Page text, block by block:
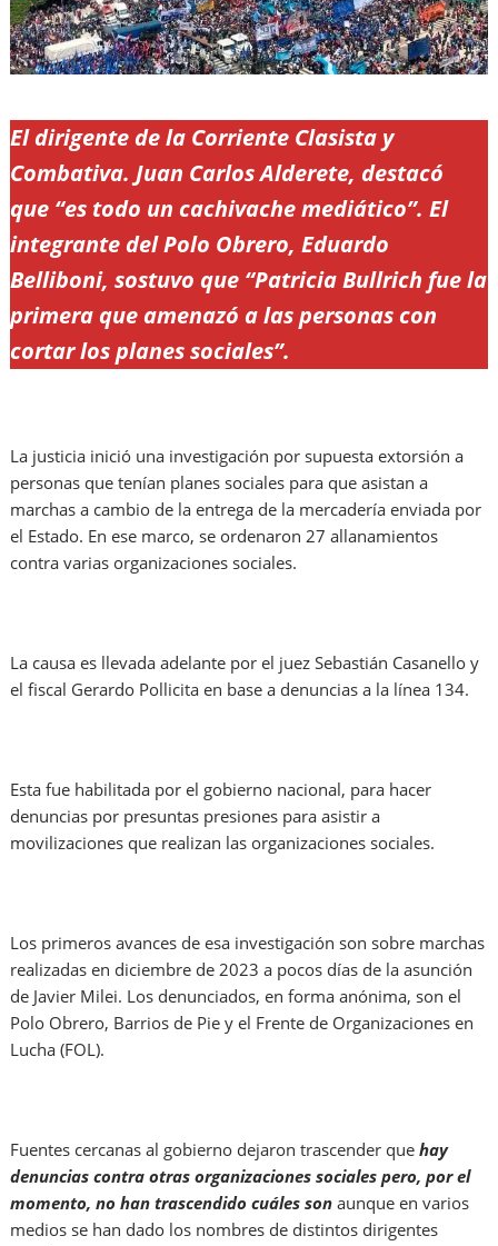
El dirigente de la Corriente Clasista y
Combativa. Juan Carlos Alderete, destacó
que “es todo un cachivache mediático”. El
integrante del Polo Obrero, Eduardo
Belliboni, sostuvo que “Patricia Bullrich fue la
primera que amenazó a las personas con
cortar los planes sociales”.
La justicia inició una investigación por supuesta extorsión a
personas que tenían planes sociales para que asistan a
marchas a cambio de la entrega de la mercadería enviada por
el Estado. En ese marco, se ordenaron 27 allanamientos
contra varias organizaciones sociales.
La causa es llevada adelante por el juez Sebastián Casanello y
el fiscal Gerardo Pollicita en base a denuncias a la línea 134.
Esta fue habilitada por el gobierno nacional, para hacer
denuncias por presuntas presiones para asistir a
movilizaciones que realizan las organizaciones sociales.
Los primeros avances de esa investigación son sobre marchas
realizadas en diciembre de 2023 a pocos días de la asunción
de Javier Milei. Los denunciados, en forma anónima, son el
Polo Obrero, Barrios de Pie y el Frente de Organizaciones en
Lucha (FOL).
Fuentes cercanas al gobierno dejaron trascender que hay
denuncias contra otras organizaciones sociales pero, por el
momento, no han trascendido cuáles son aunque en varios
medios se han dado los nombres de distintos dirigentes